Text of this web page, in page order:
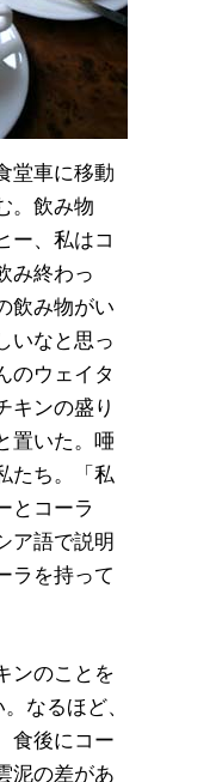
堂車に移動
。飲み物
ー、私はコ
み終わっ
飲み物がい
いなと思っ
のウェイタ
キンの盛り
置いた。唖
たち。「私
とコーラ
ア語で説明
ラを持って
ンのことを
なるほど、
食後にコー
泥の差があ